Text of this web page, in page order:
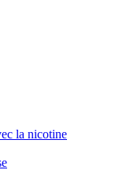
la nicotine